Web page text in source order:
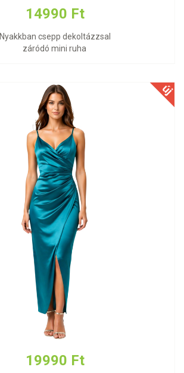
14990 Ft
Nyakkban csepp dekoltázzsal
záródó mini ruha
19990 Ft